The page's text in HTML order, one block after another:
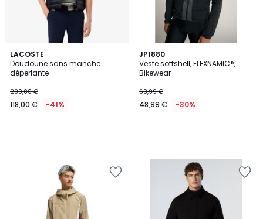
LACOSTE
Doudoune sans manche
déperlante
200,00 €
118,00 € -41%
JP1880
Veste softshell, FLEXNAMIC®,
Bikewear
69,99 €
48,99 € -30%